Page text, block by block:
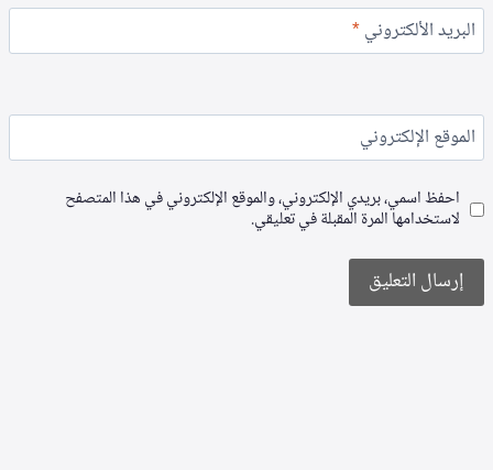
البريد الألكتروني*
الموقع الإلكتروني
احفظ اسمي، بريدي الإلكتروني، والموقع الإلكتروني في هذا المتصفح
لاستخدامها المرة المقبلة في تعليقي.